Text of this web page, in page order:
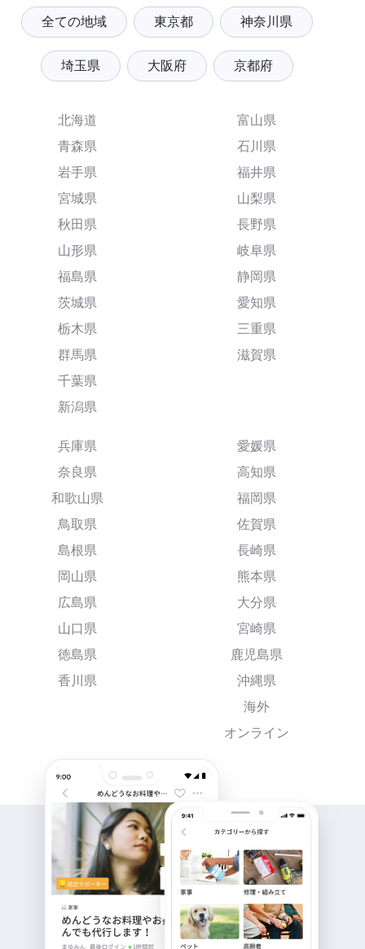
全ての地域 東京都 神奈川県
埼玉県 大阪府 京都府
北海道
青森県
岩手県
宮城県
秋田県
山形県
福島県
茨城県
栃木県
群馬県
千葉県
新潟県
富山県
石川県
福井県
山梨県
長野県
岐阜県
静岡県
愛知県
三重県
滋賀県
兵庫県
奈良県
和歌山県
鳥取県
島根県
岡山県
広島県
山口県
徳島県
香川県
愛媛県
高知県
福岡県
佐賀県
長崎県
熊本県
大分県
宮崎県
鹿児島県
沖縄県
海外
オンライン